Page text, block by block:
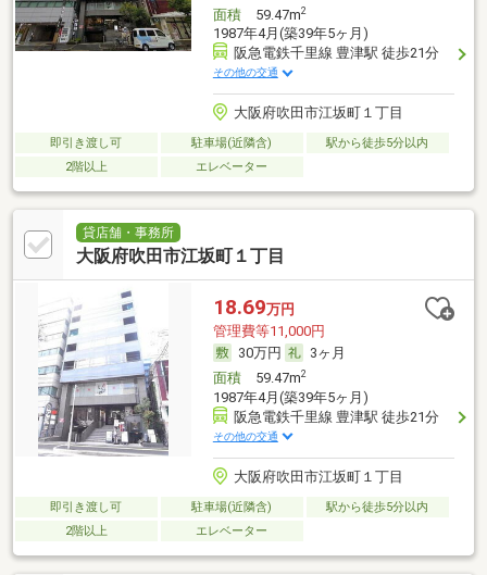
面積59.47m2
1987年4月(築39年5ヶ月)
阪急電鉄千里線 豊津駅 徒歩21分
その他の交通
大阪府吹田市江坂町１丁目
即引き渡し可 駐車場(近隣含)
駅から徒歩5分以内
2階以上
エレベーター
貸店舗・事務所
大阪府吹田市江坂町１丁目
18.69万円
管理費等11,000円
30万円
3ヶ月
面積59.47m2
1987年4月(築39年5ヶ月)
阪急電鉄千里線 豊津駅 徒歩21分
その他の交通
大阪府吹田市江坂町１丁目
即引き渡し可 駐車場(近隣含)
駅から徒歩5分以内
2階以上
エレベーター